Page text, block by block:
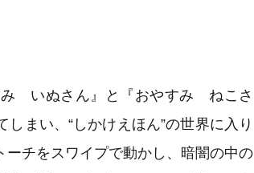
み いぬさん』と『おやすみ ねこさ
まい、“しかけえほん”の世界に入り
チをスワイプで動かし、暗闇の中の